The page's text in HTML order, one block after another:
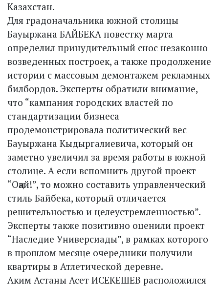
Казахстан.
Для градоначальника южной столицы
Бауыржана БАЙБЕКА повестку марта
определил принудительный снос незаконно
возведенных построек, а также продолжение
истории с массовым демонтажем рекламных
билбордов. Эксперты обратили внимание,
что “кампания городских властей по
стандартизации бизнеса
продемонстрировала политический вес
Бауыржана Кыдыргалиевича, который он
заметно увеличил за время работы в южной
столице. А если вспомнить другой проект
“Оңай!”, то можно составить управленческий
стиль Байбека, который отличается
решительностью и целеустремленностью”.
Эксперты также позитивно оценили проект
“Наследие Универсиады”, в рамках которого
в прошлом месяце очередники получили
квартиры в Атлетической деревне.
Аким Астаны Асет ИСЕКЕШЕВ расположился